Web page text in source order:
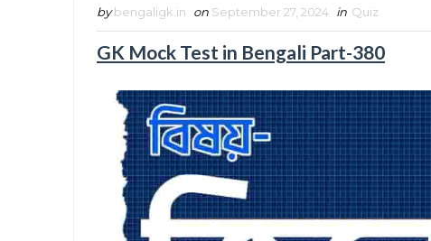
by bengaligk.in on September 27, 2024 in Quiz
GK Mock Test in Bengali Part-380